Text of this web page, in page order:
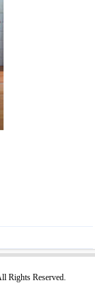
Rights Reserved.